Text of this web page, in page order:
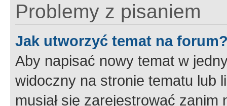
Problemy z pisaniem
Jak utworzyć temat na
Aby napisać nowy temat w
widoczny na stronie tematu lub
musiał się zarejestrować